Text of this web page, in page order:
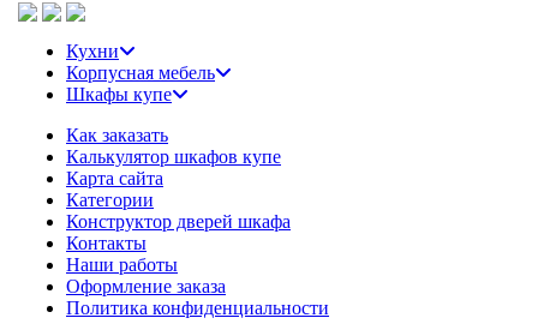
Кухни
Корпусная мебель
Шкафы купе
Как заказать
Калькулятор шкафов купе
Карта сайта
Категории
Конструктор дверей шкафа
Контакты
Наши работы
Оформление заказа
Политика конфиденциальности